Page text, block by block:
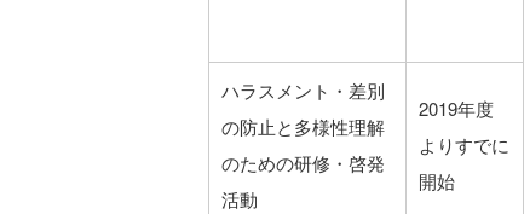
ハラスメント・差別
の防止と多様性理解
のための研修・啓発
活動
2019年度
よりすでに
開始